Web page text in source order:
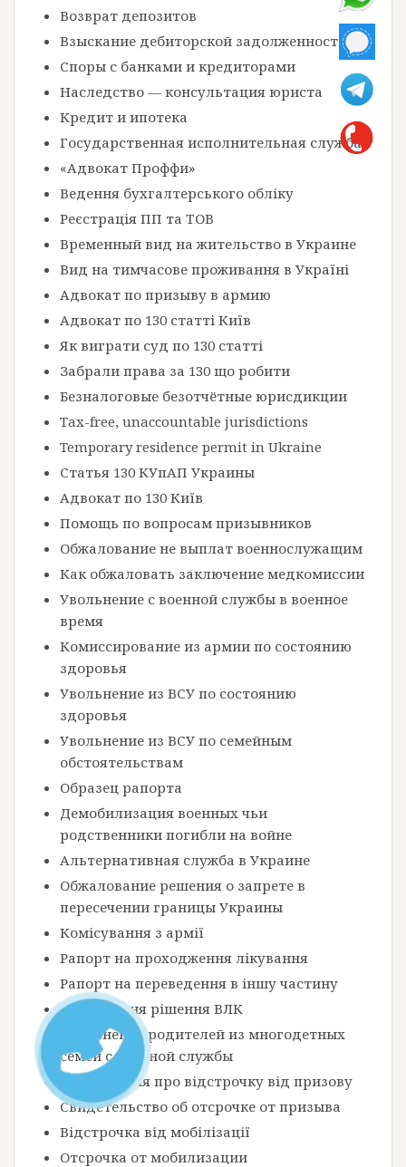
Возврат депозитов
Взыскание дебиторской задолженности
Споры с банками и кредиторами
Наследство — консультация юриста
Кредит и ипотека
Государственная исполнительная служба
«Адвокат Проффи»
Ведення бухгалтерського обліку
Реєстрація ПП та ТОВ
Временный вид на жительство в Украине
Вид на тимчасове проживання в Україні
Адвокат по призыву в армию
Адвокат по 130 статті Київ
Як виграти суд по 130 статті
Забрали права за 130 що робити
Безналоговые безотчётные юрисдикции
Tax-free, unaccountable jurisdictions
Temporary residence permit in Ukraine
Статья 130 КУпАП Украины
Адвокат по 130 Київ
Помощь по вопросам призывников
Обжалование не выплат военнослужащим
Как обжаловать заключение медкомиссии
Увольнение с военной службы в военное
время
Комиссирование из армии по состоянию
здоровья
Увольнение из ВСУ по состоянию
здоровья
Увольнение из ВСУ по семейным
обстоятельствам
Образец рапорта
Демобилизация военных чьи
родственники погибли на войне
Альтернативная служба в Украине
Обжалование решения о запрете в
пересечении границы Украины
Комісування з армії
Рапорт на проходження лікування
Рапорт на переведення в іншу частину
Оскарження рішення ВЛК
Увольнение родителей из многодетных
семей с военной службы
Посвідчення про відстрочку від призову
Свидетельство об отсрочке от призыва
Відстрочка від мобілізації
Отсрочка от мобилизации